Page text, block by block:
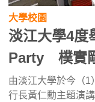
大學校園
淡江大學4度
Party 樸實
由淡江大學於今（1
行長黃仁勳主題演